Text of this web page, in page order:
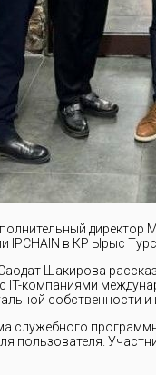
IPCHAIN в КР Ырыс
Шакирова
компаниями
собственности
служебного
пользователя.